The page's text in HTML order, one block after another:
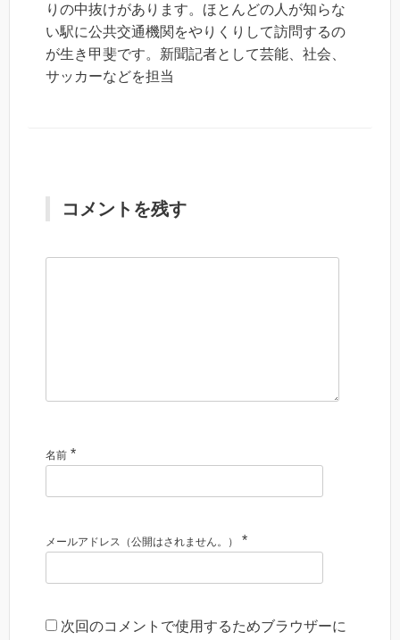
りの中抜けがあります。ほとんどの人が知らな
い駅に公共交通機関をやりくりして訪問するの
が生き甲斐です。新聞記者として芸能、社会、
サッカーなどを担当
コメントを残す
名前 *
メールアドレス（公開はされません。） *
次回のコメントで使用するためブラウザーに